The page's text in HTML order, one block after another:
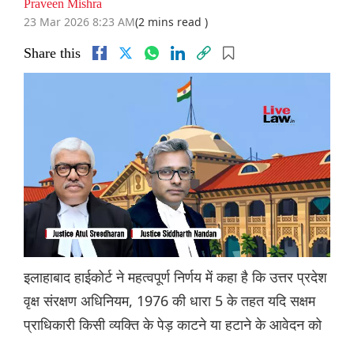
Praveen Mishra
23 Mar 2026 8:23 AM(2 mins read )
Share this
इलाहाबाद हाईकोर्ट ने महत्वपूर्ण निर्णय में कहा है कि उत्तर प्रदेश
वृक्ष संरक्षण अधिनियम, 1976 की धारा 5 के तहत यदि सक्षम
प्राधिकारी किसी व्यक्ति के पेड़ काटने या हटाने के आवेदन को